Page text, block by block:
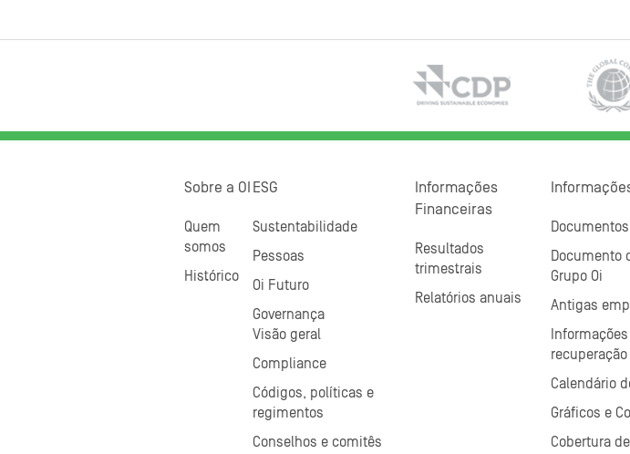
Sobre a OI
Quem
somos
Histórico
ESG
Sustentabilidade
Pessoas
Oi Futuro
Governança
Visão geral
Compliance
Códigos, políticas e
regimentos
Conselhos e comitês
Informações
Financeiras
Resultados
trimestrais
Relatórios anuais
Documentos
Documento
Grupo Oi
Antigas
Calendário
Gráficos e
Cobertura